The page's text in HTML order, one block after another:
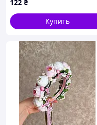
122 ₴
Купить